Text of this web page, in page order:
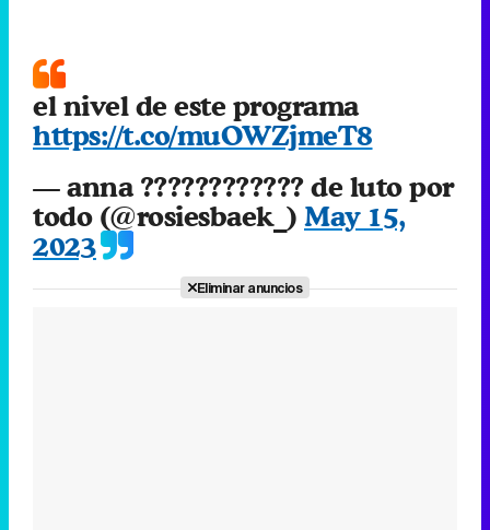
el nivel de este programa
https://t.co/muOWZjmeT8
— anna ???????????? de luto por
todo (@rosiesbaek_) May 15,
2023
Eliminar anuncios